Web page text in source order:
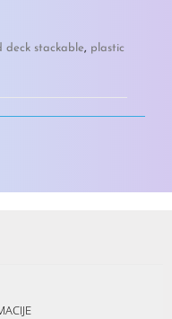
deck stackable, plastic